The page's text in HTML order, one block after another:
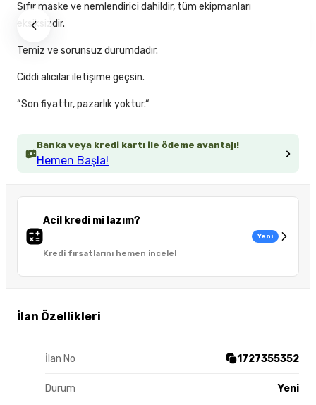
Banka veya kredi kartı ile ödeme avantajı!
Hemen Başla!
Acil kredi mi lazım?
Kredi fırsatlarını hemen incele!
Yeni
İlan Özellikleri
İlan No 1727355352
Durum Yeni
Sıfır maske ve nemlendirici dahildir, tüm ekipmanları
eksiksizdir.
Temiz ve sorunsuz durumdadır.
Ciddi alıcılar iletişime geçsin.
“Son fiyattır, pazarlık yoktur.“